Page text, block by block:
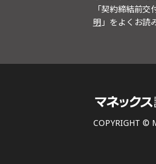
「契約締結前
明 」をよくお読
COPYRIGHT ©